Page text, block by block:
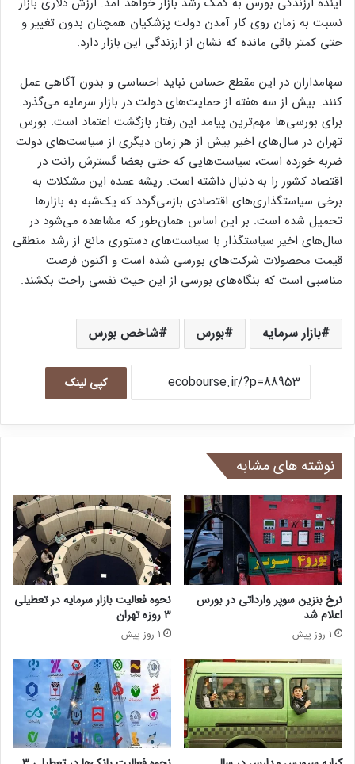
نسبت به زمان روی کار آمدن دولت پزشکیان همچنان بدون تغییر و
حتی کمتر باقی مانده که نشان از ارزندگی این بازار دارد.
سهامداران در این مقطع حساس نباید احساسی و بدون آگاهی عمل
کنند. بیش از سه هفته از حمایت‌های دولت در بازار سرمایه می‌گذرد.
برای بورسی‌ها مهم‌ترین پیامد این رفتار بازگشت اعتماد است. بورس
تهران در سا‌ل‌های اخیر بیش از هر زمان دیگری از سیاست‌های دولت
ضربه خورده است، سیاست‌هایی که حتی بعضا گسترش رانت در
اقتصاد کشور را به دنبال داشته است. ریشه عمده این مشکلات به
برخی سیاستگذاری‌های اقتصادی بازمی‌گردد که یک‌شبه به بازارها
تحمیل شده است. بر این اساس همان‌طور که مشاهده می‌شود در
سال‌های اخیر سیاستگذار با سیاست‌های دستوری مانع از رشد منطقی
قیمت محصولات شرکت‌های بورسی شده است و اکنون فرصت
مناسبی است که بنگاه‌‌های بورسی از این حیث نفسی راحت بکشند.
بازار سرمایه بورس شاخص بورس
کپی لینک
نوشته های مشابه
نرخ بنزین سوپر وارداتی در بورس
اعلام شد
1 روز پیش
نحوه فعالیت بازار سرمایه در تعطیلی
۳ روزه تهران
1 روز پیش